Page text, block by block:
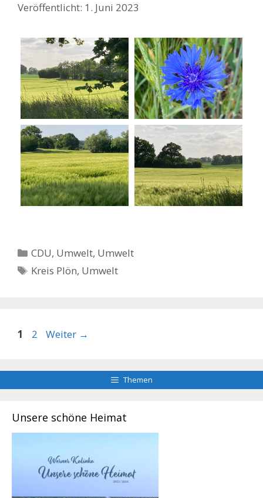
1. Juni 2023
Kategorien
CDU, Umwelt, Umwelt
Schlagwörter
Kreis Plön, Umwelt
Seite
1 Seite
2 Weiter →
Themen
Unsere schöne Heimat